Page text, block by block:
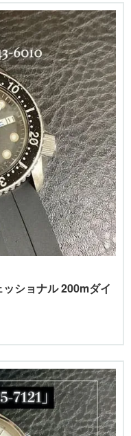
ショナル 200mダイ